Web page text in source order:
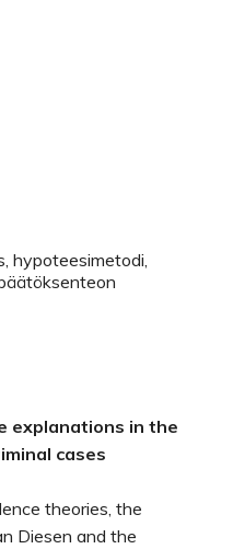
hypoteesimetodi,
explanations in the
cases
theories, the
Diesen and the